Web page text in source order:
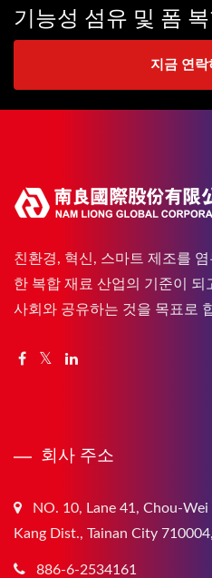
기능성 섬유 및 폼
지금 연락
친환경, 혁신, 스마트 제조를
한 복합 재료 산업의 기준이
사회와 공유하는 것을 목표로
회사 주소
NO. 10, Lane 41, Chou-Wei
Kang Dist., Tainan City
886-6-2534161